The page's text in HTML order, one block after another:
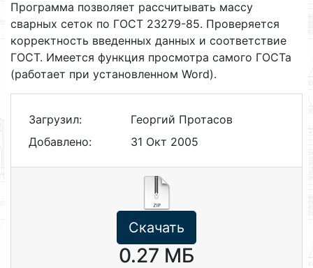
Программа позволяет рассчитывать массу
сварных сеток по ГОСТ 23279-85. Проверяется
корректность введенных данных и соответствие
ГОСТ. Имеется функция просмотра самого ГОСТа
(работает при установленном Word).
Загрузил:
Георгий Протасов
Добавлено:
31 Окт 2005
Скачать
0.27 МБ